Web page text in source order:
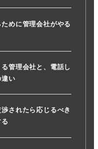
めに管理会社がやる
管理会社と、電話し
い
されたら応じるべき